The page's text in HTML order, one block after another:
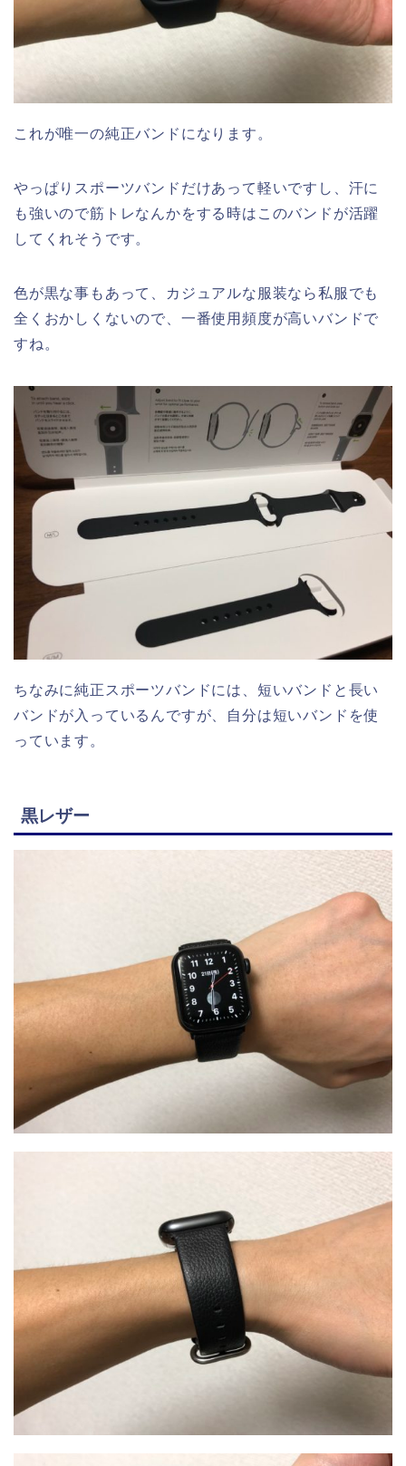
これが唯一の純正バンドになります。
やっぱりスポーツバンドだけあって軽いですし、汗に
も強いので筋トレなんかをする時はこのバンドが活躍
してくれそうです。
色が黒な事もあって、カジュアルな服装なら私服でも
全くおかしくないので、一番使用頻度が高いバンドで
すね。
ちなみに純正スポーツバンドには、短いバンドと長い
バンドが入っているんですが、自分は短いバンドを使
っています。
黒レザー